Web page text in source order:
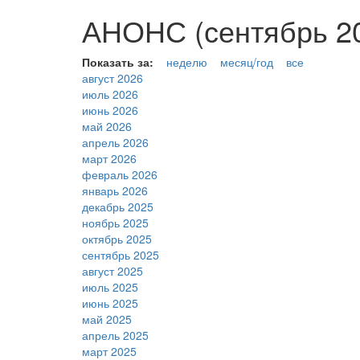
АНОНС (сентябрь
Показать за: неделю месяц/год
все
август 2026
июль 2026
июнь 2026
май 2026
апрель 2026
март 2026
февраль 2026
январь 2026
декабрь 2025
ноябрь 2025
октябрь 2025
сентябрь 2025
август 2025
июль 2025
июнь 2025
май 2025
апрель 2025
март 2025